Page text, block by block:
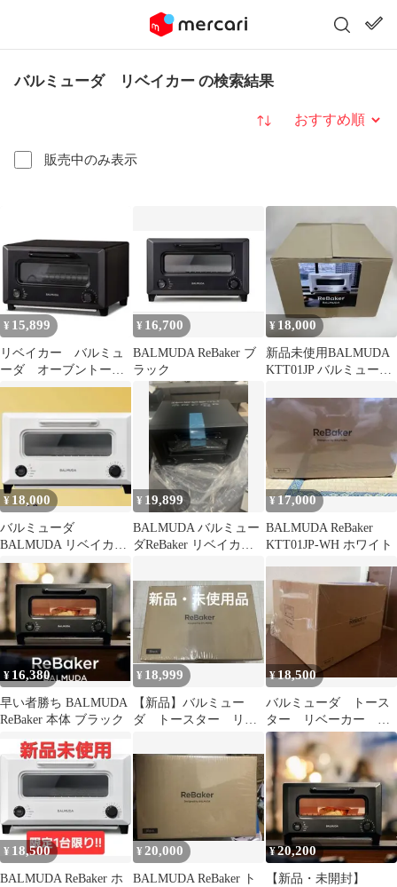
バルミューダ リベイカー の検索結果
販売中のみ表示
並び替え
¥ 15,899
リベイカー バルミュ
ーダ オーブントース
ター KTT01JP−BK ブ
¥ 16,700
BALMUDA ReBaker ブ
ラック
¥ 18,000
新品未使用BALMUDA
KTT01JP バルミューダ
¥ 18,000
バルミューダ
BALMUDA リベイカ
ー ReBaker KTT01JP-
WH
¥ 19,899
BALMUDA バルミュー
ダReBaker リベイカ
¥17,000
BALMUDA ReBaker
KTT01JP-WH ホワイト
¥ 16,380
早い者勝ち BALMUDA
ReBaker 本体 ブラック
¥ 18,999
【新品】バルミュー
ダ トースター リベ
KTT01JP-BK
¥18,500
バルミューダ トース
ター リベーカー
White KTT01JP-WH
¥ 18,500
BALMUDA ReBaker ホ
¥ 20,000
BALMUDA ReBaker ト
¥20,200
【新品・未開封】